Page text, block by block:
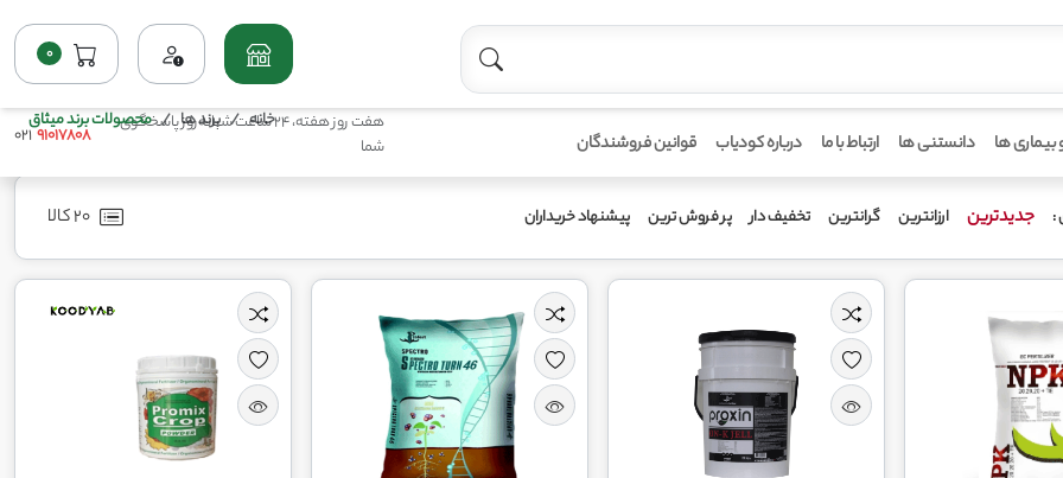
0
بیماری ها دانستنی ها ارتباط با ما درباره کودیاب قوانین فروشندگان
هفت روز هفته، 24 ساعت شبانه‌روز پاسخگوی
شما
91017808
021
خانه برند ها محصولات برند میثاق
: جدیدترین ارزانترین گرانترین تخفیف دار پر فروش ترین پیشنهاد خریداران 20 کالا